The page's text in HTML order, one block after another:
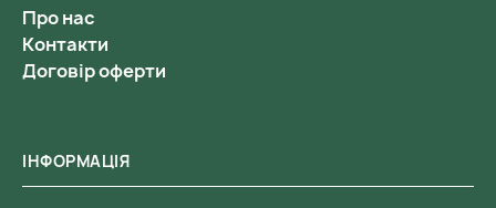
ІНФОРМАЦІЯ
Про нас
Контакти
Договір оферти